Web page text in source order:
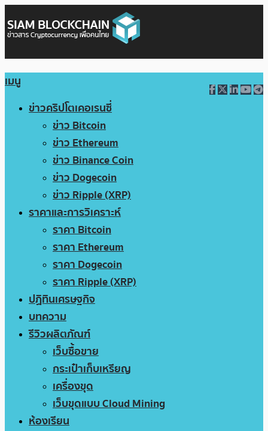
เมนู
ข่าวคริปโตเคอเรนซี่
ข่าว Bitcoin
ข่าว Ethereum
ข่าว Binance Coin
ข่าว Dogecoin
ข่าว Ripple (XRP)
ราคาและการวิเคราะห์
ราคา Bitcoin
ราคา Ethereum
ราคา Dogecoin
ราคา Ripple (XRP)
ปฏิทินเศรษฐกิจ
บทความ
รีวิวผลิตภัณฑ์
เว็บซื้อขาย
กระเป๋าเก็บเหรียญ
เครื่องขุด
เว็บขุดแบบ Cloud Mining
ห้องเรียน